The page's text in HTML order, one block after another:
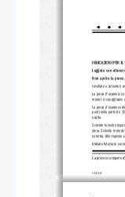
La prova si compone
INDICAZIONI PER IL
Leggete con
Non aprite la prova
Incollate o scrivete il
La prova d'esame si
minuti: vi consigliamo
La prova d'esame
punti nella parte A e
esatta.
Scrivete le vostre
sfera. Scrivete in
corretta. Alle risposte e
Abbiate fiducia in voi
© RIC 2009